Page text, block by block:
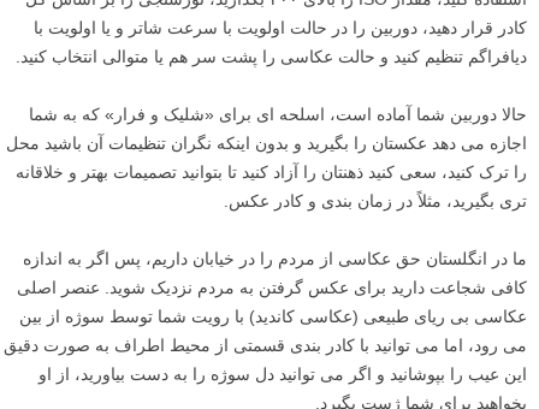
کادر قرار دهید، دوربین را در حالت اولویت با سرعت شاتر و یا اولویت با
دیافراگم تنظیم کنید و حالت عکاسی را پشت سر هم یا متوالی انتخاب کنید.
حالا دوربین شما آماده است، اسلحه ای برای «شلیک و فرار» که به شما
اجازه می دهد عکستان را بگیرید و بدون اینکه نگران تنظیمات آن باشید محل
را ترک کنید، سعی کنید ذهنتان را آزاد کنید تا بتوانید تصمیمات بهتر و خلاقانه
تری بگیرید، مثلاً در زمان بندی و کادر عکس.
ما در انگلستان حق عکاسی از مردم را در خیابان داریم، پس اگر به اندازه
کافی شجاعت دارید برای عکس گرفتن به مردم نزدیک شوید. عنصر اصلی
عکاسی بی ریای طبیعی (عکاسی کاندید) با رویت شما توسط سوژه از بین
می رود، اما می توانید با کادر بندی قسمتی از محیط اطراف به صورت دقیق
این عیب را بپوشانید و اگر می توانید دل سوژه را به دست بیاورید، از او
بخواهید برای شما ژست بگیرد.